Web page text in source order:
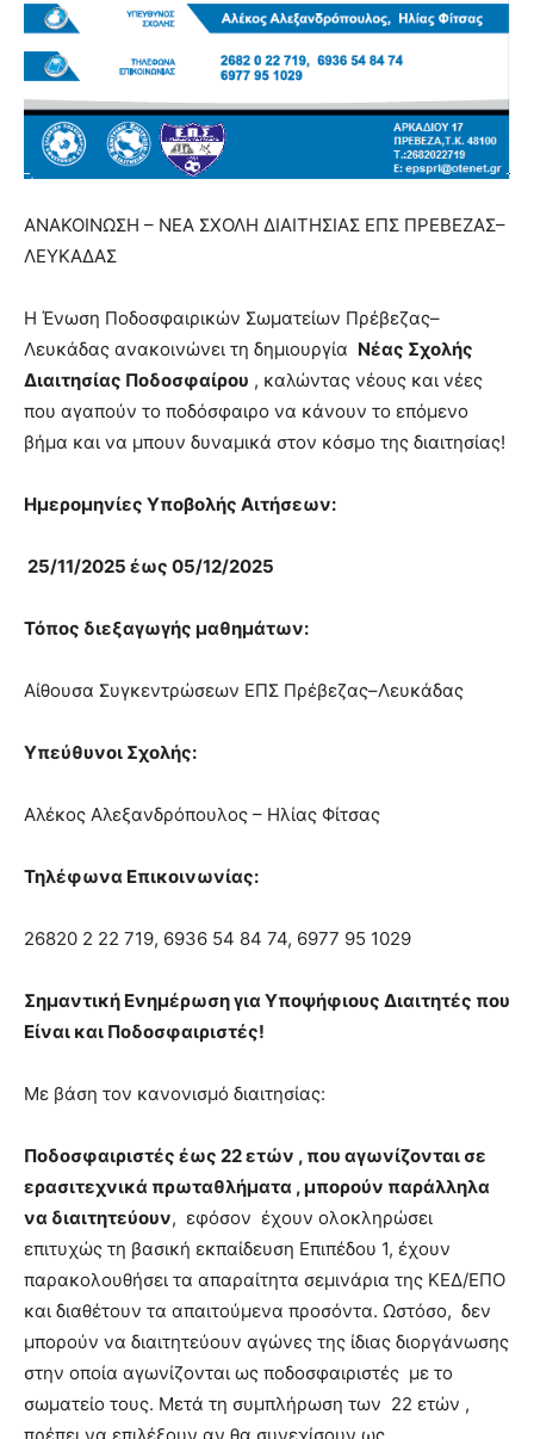
ΑΝΑΚΟΙΝΩΣΗ – ΝΕΑ ΣΧΟΛΗ ΔΙΑΙΤΗΣΙΑΣ ΕΠΣ ΠΡΕΒΕΖΑΣ–
ΛΕΥΚΑΔΑΣ
Η Ένωση Ποδοσφαιρικών Σωματείων Πρέβεζας–
Λευκάδας ανακοινώνει τη δημιουργία Νέας Σχολής
Διαιτησίας Ποδοσφαίρου , καλώντας νέους και νέες
που αγαπούν το ποδόσφαιρο να κάνουν το επόμενο
βήμα και να μπουν δυναμικά στον κόσμο της διαιτησίας!
Ημερομηνίες Υποβολής Αιτήσεων:
25/11/2025 έως 05/12/2025
Τόπος διεξαγωγής μαθημάτων:
Αίθουσα Συγκεντρώσεων ΕΠΣ Πρέβεζας–Λευκάδας
Υπεύθυνοι Σχολής:
Αλέκος Αλεξανδρόπουλος – Ηλίας Φίτσας
Τηλέφωνα Επικοινωνίας:
26820 2 22 719, 6936 54 84 74, 6977 95 1029
Σημαντική Ενημέρωση για Υποψήφιους Διαιτητές που
Είναι και Ποδοσφαιριστές!
Με βάση τον κανονισμό διαιτησίας:
Ποδοσφαιριστές έως 22 ετών , που αγωνίζονται σε
ερασιτεχνικά πρωταθλήματα , μπορούν παράλληλα
να διαιτητεύουν, εφόσον έχουν ολοκληρώσει
επιτυχώς τη βασική εκπαίδευση Επιπέδου 1, έχουν
παρακολουθήσει τα απαραίτητα σεμινάρια της ΚΕΔ/ΕΠΟ
και διαθέτουν τα απαιτούμενα προσόντα. Ωστόσο, δεν
μπορούν να διαιτητεύουν αγώνες της ίδιας διοργάνωσης
στην οποία αγωνίζονται ως ποδοσφαιριστές με το
σωματείο τους. Μετά τη συμπλήρωση των 22 ετών ,